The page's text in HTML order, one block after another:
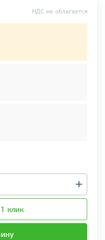
НДС не облагается
клик